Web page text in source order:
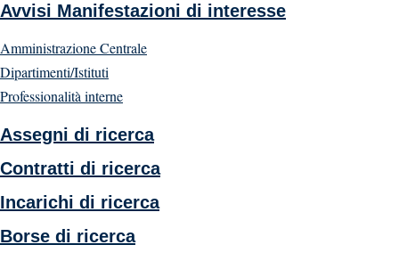
Avvisi Manifestazioni di interesse
Amministrazione Centrale
Dipartimenti/Istituti
Professionalità interne
Assegni di ricerca
Contratti di ricerca
Incarichi di ricerca
Borse di ricerca